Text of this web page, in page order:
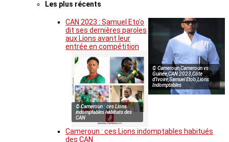
Les plus récents
© Cameroun,Cameroun vs
Guinée,CAN 2023,Côte
d’Ivoire,Samuel Eto’o,Lions
Indomptables
CAN 2023 : Samuel Eto’o
dit ses dernières paroles
aux Lions avant leur
entrée en compétition
© Cameroun : ces Lions
indomptables habitués des
CAN
Cameroun : ces Lions indomptables habitués
des CAN